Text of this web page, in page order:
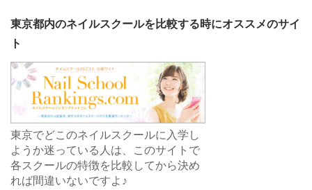
東京都内のネイルスクールを比較する時にオススメのサイ
ト
東京でどこのネイルスクールに入学し
ようか迷っている人は、このサイトで
各スクールの特徴を比較してから決め
れば間違いないですよ♪